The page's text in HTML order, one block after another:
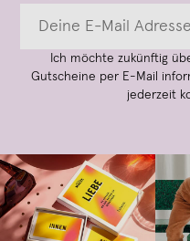
Ich möchte zukünftig
Gutscheine per E-Mail
jederzeit